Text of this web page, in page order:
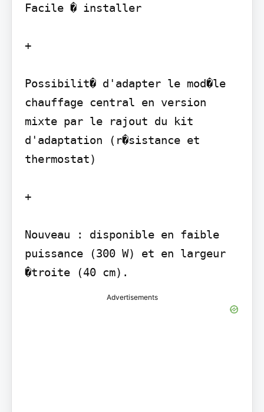
Facile � installer
+
Possibilit� d'adapter le mod�le
chauffage central en version
mixte par le rajout du kit
d'adaptation (r�sistance et
thermostat)
+
Nouveau : disponible en faible
puissance (300 W) et en largeur
�troite (40 cm).
Advertisements